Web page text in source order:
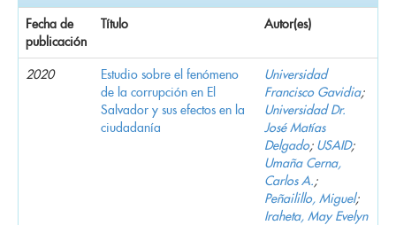
Fecha de
publicación
Título Autor(es)
2020
Estudio sobre el fenómeno
de la corrupción en El
Salvador y sus efectos en la
ciudadanía
Universidad
Francisco Gavidia;
Universidad Dr.
José Matías
Delgado; USAID;
Umaña Cerna,
Carlos A.;
Peñailillo, Miguel;
Iraheta, May Evelyn